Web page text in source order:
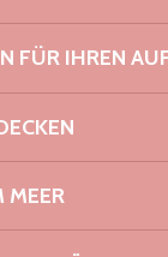
FÜR IHREN
MEER